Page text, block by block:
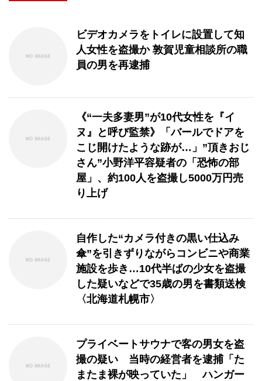
ビデオカメラをトイレに設置して知
人女性を盗撮か 敦賀児童相談所の職
員の男を再逮捕
《“一夫多妻男”が10代女性を『イ
ヌ』と呼び監禁》「バールでドアを
こじ開けたような跡が…」”頂きおじ
さん”小野洋平容疑者の「恐怖の部
屋」、約100人を盗撮し5000万円売
り上げ
自作した“カメラ付きの黒い仕込み
傘”を引きずりながらコンビニや商業
施設を歩き…10代半ばの少女を盗撮
した疑いなどで35歳の男を書類送検
〈北海道札幌市〉
プライベートサウナで客の男女を盗
撮の疑い 当時の経営者を逮捕「た
またま裸が映っていた」 ハンガー